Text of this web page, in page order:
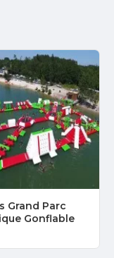
Grand Parc
Gonflable